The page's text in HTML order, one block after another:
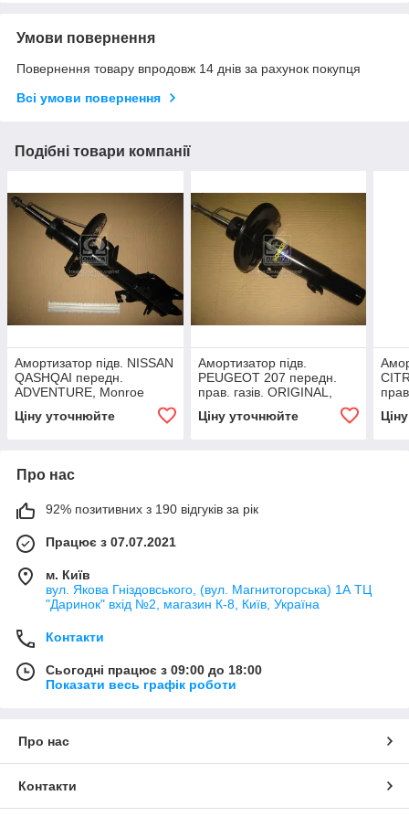
Умови повернення
Повернення товару впродовж 14 днів за рахунок покупця
Всі умови повернення
Подібні товари компанії
Амортизатор підв. NISSAN
QASHQAI передн.
ADVENTURE, Monroe
Ціну уточнюйте
Амортизатор підв.
PEUGEOT 207 передн.
прав. газів. ORIGINAL,
Ціну уточнюйте
Про нас
92% позитивних з 190 відгуків за рік
Працює з 07.07.2021
м. Київ
вул. Якова Гніздовського, (вул. Магнитогорська) 1А ТЦ
"Даринок" вхід №2, магазин К-8, Київ, Україна
Контакти
Сьогодні працює з 09:00 до 18:00
Показати весь графік роботи
Про нас
Контакти